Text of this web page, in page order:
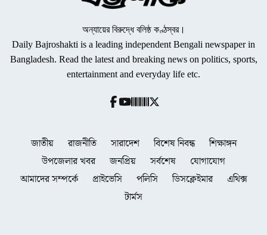
অন্যায়ের বিরুদ্ধে বলিষ্ঠ কণ্ঠস্বর।
Daily Bajroshakti is a leading independent Bengali newspaper in
Bangladesh. Read the latest and breaking news on politics, sports,
entertainment and everyday life etc.
জাতীয় রাজনীতি সারাদেশ বিশেষ নিবন্ধ
শিক্ষাঙ্গন
উপজেলার খবর
জনপ্রিয় সর্বশেষ
যোগাযোগ
আমাদের সম্পর্কে
প্রাইভেসি পলিসি ডিসক্লেইমার
এথিক্স
টার্মস